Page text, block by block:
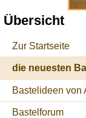
Übersicht
Zur Startseite
die neuesten
Bastelideen von
Bastelforum